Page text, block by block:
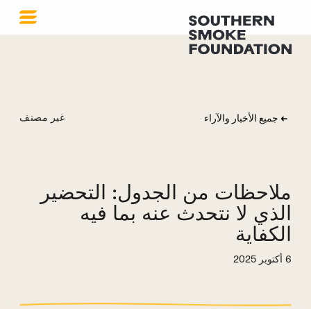
جميع الأخبار والآراء غير مصنف
ملاحظات من الجدول: التحضير
الذي لا نتحدث عنه بما فيه
الكفاية
6 أكتوبر 2025